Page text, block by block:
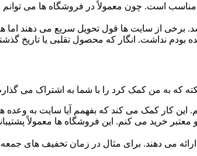
است. چون معمولاً در فروشگاه ها می توانم
برخی از سایت ها قول تحویل سریع می دهند
نداشت. انگار که محصول تقلبی یا تاریخ
نکته که به من کمک کرد را با شما به اشتراک می
این کار کمک می کند که بفهمم آیا سایت به وعده
خرید می کنم. این فروشگاه ها معمولاً
می دهند. برای مثال در زمان تخفیف های